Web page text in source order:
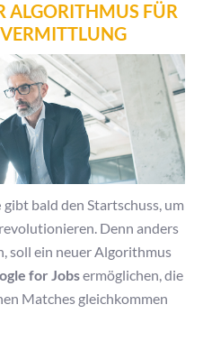
ALGORITHMUS FÜR
gibt bald den Startschuss, um
Denn anders
soll ein neuer Algorithmus
for Jobsermöglichen, die
Matches gleichkommen